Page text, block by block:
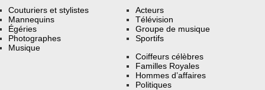
Couturiers et stylistes
Mannequins
Égéries
Photographes
Musique
Acteurs
Télévision
Groupe de musique
Sportifs
Coiffeurs célèbres
Familles Royales
Hommes d’affaires
Politiques